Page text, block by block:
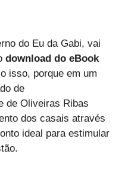
do Eu da Gabi, vai
download do eBook
isso, porque em um
de
de Oliveiras Ribas
dos casais através
ideal para estimular